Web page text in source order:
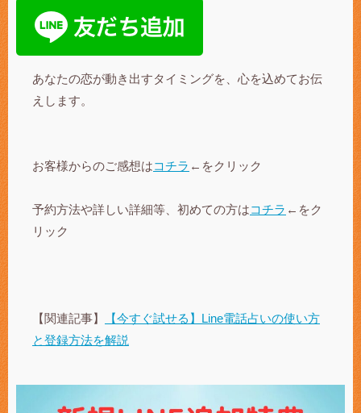
あなたの恋が動き出すタイミングを、心を込めてお伝
えします。
お客様からのご感想はコチラ ←をクリック
予約方法や詳しい詳細等、初めての方はコチラ ←をク
リック
【関連記事】
【今すぐ試せる】Line電話占いの使い方
と登録方法を解説